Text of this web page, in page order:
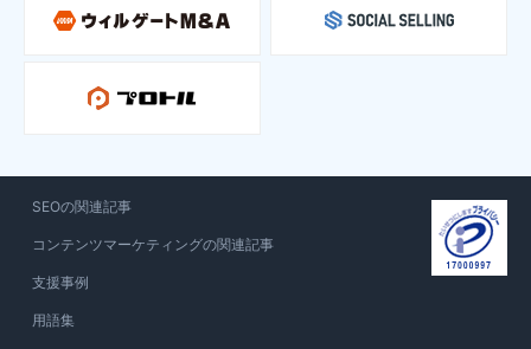
SEOの関連記事
コンテンツマーケティングの関連記事
支援事例
用語集